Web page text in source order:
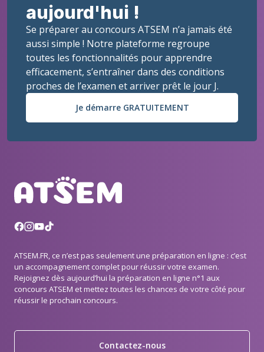
aujourd'hui !
Se préparer au concours ATSEM n’a jamais été
aussi simple ! Notre plateforme regroupe
toutes les fonctionnalités pour apprendre
efficacement, s’entraîner dans des conditions
proches de l’examen et arriver prêt le jour J.
Je démarre GRATUITEMENT
ATSEM.FR, ce n’est pas seulement une préparation en ligne : c’est
un accompagnement complet pour réussir votre examen.
Rejoignez dès aujourd’hui la préparation en ligne n°1 aux
concours ATSEM et mettez toutes les chances de votre côté pour
réussir le prochain concours.
Contactez-nous